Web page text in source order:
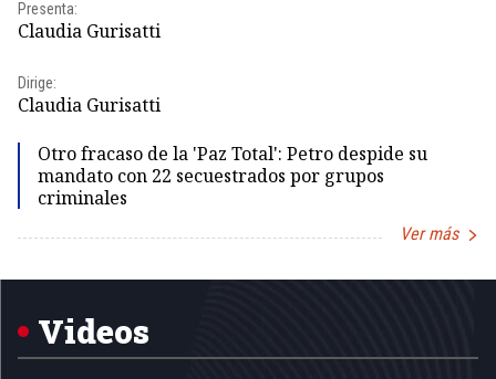
Presenta:
Claudia Gurisatti
Dirige:
Claudia Gurisatti
Otro fracaso de la 'Paz Total': Petro despide su
mandato con 22 secuestrados por grupos
criminales
Ver más
1
Videos